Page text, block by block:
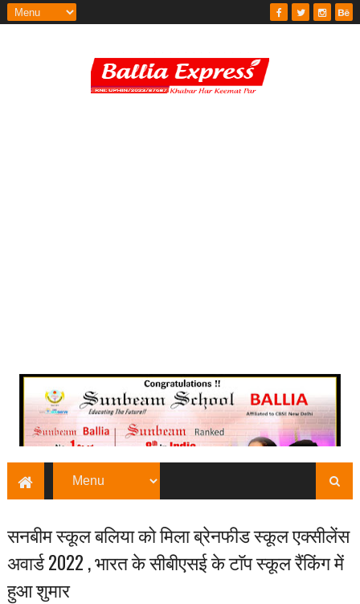
सनबीम स्कूल बलिया को मिला ब्रेनफीड स्कूल एक्सीलेंस
अवार्ड 2022 , भारत के सीबीएसई के टाॅप स्कूल रैंकिंग में
हुआ शुमार